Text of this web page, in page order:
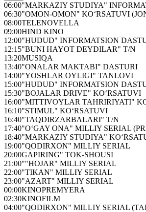
06:00"MARKAZIY STUDIYA"
06:30"OMON-OMON" KO‘RSATUVI
08:00TELENOVELLA
09:00HIND KINO
12:00"HUDUD" INFORMATSION
12:15"BUNI HAYOT DEYDILAR" T/N
13:20MUSIQA
13:40"ONALAR MAKTABI" DASTURI
14:00"YOSHLAR OYLIGI" TANLOVI
15:00"HUDUD" INFORMATSION
15:30"BOJALAR DRIVE" KO‘RSATUVI
16:00"MITTIVOYLAR TAHRIRIYATI"
16:10"STIMUL" KO‘RSATUVI
16:40"TAQDIRZARBALARI" T/N
17:40"O‘GAY ONA" MILLIY SERIAL
18:40"MARKAZIY STUDIYA"
19:00"QODIRXON" MILLIY SERIAL
20:00GAPIRING" TOK-SHOUSI
21:00""HOJAR" MILLIY SERIAL
22:00"TIKAN" MILLIY SERIAL
23:00"AZART" MILLIY SERIAL
00:00KINOPREMYERA
02:30KINOFILM
04:00"QODIRXON" MILLIY SERIAL